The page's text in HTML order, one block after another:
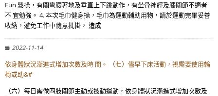
Fun 鬆操，有關彎腰著地及垂直上下跳動作，有坐骨神經及膝關節不適者
不 宜勉強。 4. 本次毛巾健身操，毛巾為運動輔助用物，請於運動完畢妥善
收納，避免工作中隨意批掛， 造成
2022-11-14
依身體狀況漸進式增加次數及時 間。 （七）儘早下床活動，視需要使用輪
椅或助&#
（六）每日需做四肢關節主動或被動運動，依身體狀況漸進式增加次數及